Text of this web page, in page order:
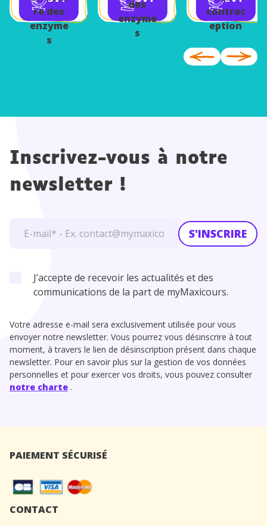
re des
enzyme
s
des
enzyme
s
contrac
eption
Inscrivez-vous à notre
newsletter !
S'INSCRIRE
J’accepte de recevoir les actualités et des
communications de la part de myMaxicours.
Votre adresse e-mail sera exclusivement utilisée pour vous
envoyer notre newsletter. Vous pourrez vous désinscrire à tout
moment, à travers le lien de désinscription présent dans chaque
newsletter. Pour en savoir plus sur la gestion de vos données
personnelles et pour exercer vos droits, vous pouvez consulter
notre charte .
PAIEMENT SÉCURISÉ
CONTACT